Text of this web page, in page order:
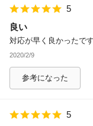
5
良い
対応が早く良かったで
2020/2/9
参考になった
5